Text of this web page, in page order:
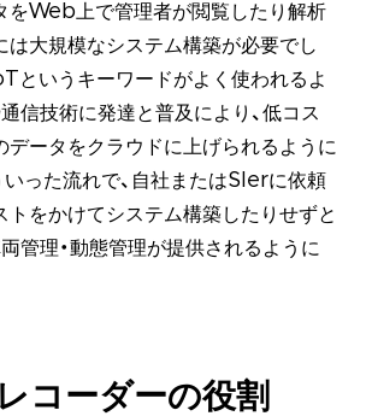
をWeb上で管理者が閲覧したり解析
は大規模なシステム構築が必要でし
というキーワードがよく使われるよ
信技術に発達と普及により、低コス
データをクラウドに上げられるように
いった流れで、自社またはSIerに依頼
トをかけてシステム構築したりせずと
管理・動態管理が提供されるように
コーダーの役割